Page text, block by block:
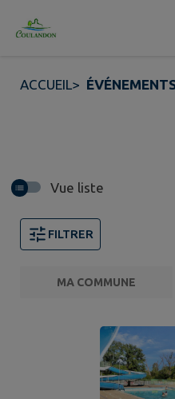
Contenu
ACCUEIL>
Vue liste
FILTRER
MA COMMUNE